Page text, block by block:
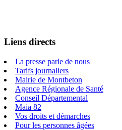
Liens directs
La presse parle de nous
Tarifs journaliers
Mairie de Montbeton
Agence Régionale de Santé
Conseil Départemental
Maia 82
Vos droits et démarches
Pour les personnes âgées